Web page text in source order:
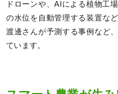
ドローンや、AIによる植物工
の水位を自動管理する装置な
渡邊さんが予測する事例など
ています。